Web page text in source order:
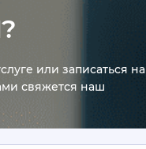
или записаться на
свяжется наш